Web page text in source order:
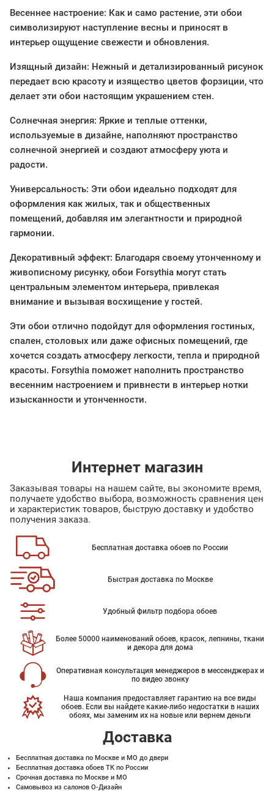
Весеннее настроение: Как и само растение, эти обои
символизируют наступление весны и приносят в
интерьер ощущение свежести и обновления.
Изящный дизайн: Нежный и детализированный рисунок
передает всю красоту и изящество цветов форзиции, что
делает эти обои настоящим украшением стен.
Солнечная энергия: Яркие и теплые оттенки,
используемые в дизайне, наполняют пространство
солнечной энергией и создают атмосферу уюта и
радости.
Универсальность: Эти обои идеально подходят для
оформления как жилых, так и общественных
помещений, добавляя им элегантности и природной
гармонии.
Декоративный эффект: Благодаря своему утонченному и
живописному рисунку, обои Forsythia могут стать
центральным элементом интерьера, привлекая
внимание и вызывая восхищение у гостей.
Эти обои отлично подойдут для оформления гостиных,
спален, столовых или даже офисных помещений, где
хочется создать атмосферу легкости, тепла и природной
красоты. Forsythia поможет наполнить пространство
весенним настроением и привнести в интерьер нотки
изысканности и утонченности.
Интернет магазин
Заказывая товары на нашем сайте, вы экономите время,
получаете удобство выбора, возможность сравнения цен
и характеристик товаров, быструю доставку и удобство
получения заказа.
Бесплатная доставка обоев по России
Быстрая доставка по Москве
Удобный фильтр подбора обоев
Более 50000 наименований обоев, красок, лепнины, ткани
и декора для дома
Оперативная консультация менеджеров в мессенджерах и
по видео звонку
Наша компания предоставляет гарантию на все виды
обоев. Если вы найдете какие-либо недостатки в наших
обоях, мы заменим их на новые или вернем деньги
Доставка
Бесплатная доставка по Москве и МО до двери
Бесплатная доставка обоев ТК по России
Срочная доставка по Москве и МО
Самовывоз из салонов О-Дизайн